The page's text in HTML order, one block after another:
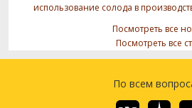
использование солода в
Посмотреть все
Посмотреть все
По всем